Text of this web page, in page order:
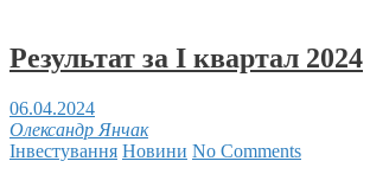
Результат за І квартал 2024
06.04.2024
Олександр Янчак
Інвестування Новини No Comments